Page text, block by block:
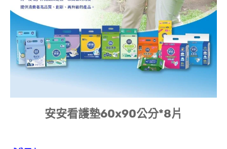
安安看護墊60x90公分*8片